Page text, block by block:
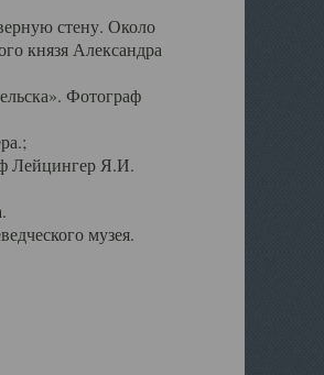
стену. Около
князя Александра
Фотограф
Лейцингер Я.И.
музея.